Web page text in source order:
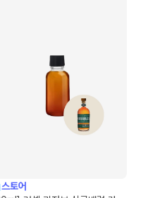
스토어